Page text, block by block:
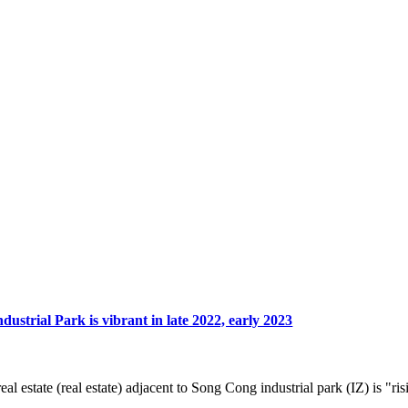
Park is vibrant in late 2022, early 2023
estate (real estate) adjacent to Song Cong industrial park (IZ) is